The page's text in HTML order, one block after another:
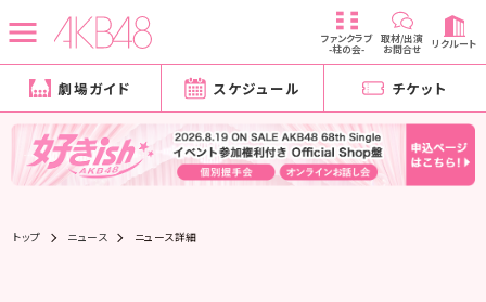
ファンクラブ
-柱の会-
取材/出演
お問合せ リクルート
劇場ガイド スケジュール チケット
トップ ニュース ニュース詳細